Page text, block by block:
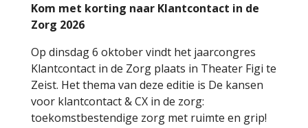
Kom met korting naar Klantcontact in de
Zorg 2026
Op dinsdag 6 oktober vindt het jaarcongres
Klantcontact in de Zorg plaats in Theater Figi te
Zeist. Het thema van deze editie is De kansen
voor klantcontact & CX in de zorg:
toekomstbestendige zorg met ruimte en grip!